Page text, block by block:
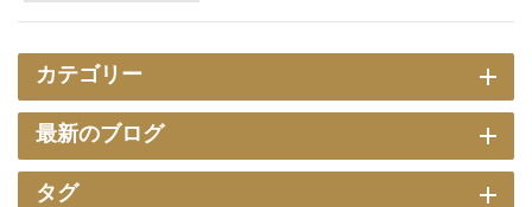
カテゴリー
最新のブログ
タグ